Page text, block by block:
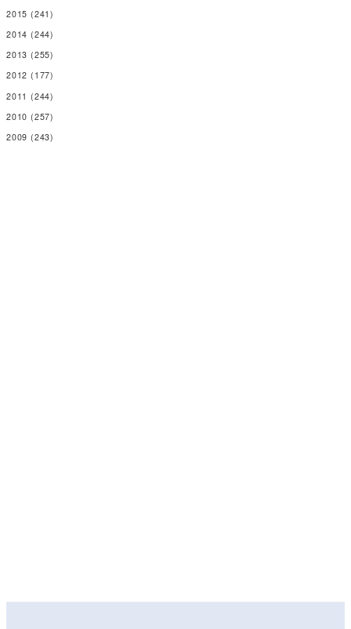
2015 (241)
2014 (244)
2013 (255)
2012 (177)
2011 (244)
2010 (257)
2009 (243)